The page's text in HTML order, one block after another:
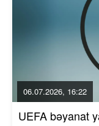
06.07.2026, 16:22
UEFA bəyanat